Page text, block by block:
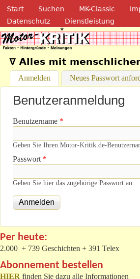
Direkt zum Inhalt
Navigation
Start Suchen MK-Classic
Datenschutz
Dienstleistung
Motor-
∇ Alles mit
Anmelden (aktiver Reiter)
Neues Passwort
Benutzeranmeldung
Benutzername *
Geben Sie Ihren Motor-Kritik.de-
Passwort *
Geben Sie hier das zugehörige Passwort an.
Per heute:
2.000 + 739 Geschichten + 391 Telex
Abonnement bestellen
HIER finden Sie dazu alle Informationen